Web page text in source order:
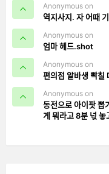
Anonymous on
역지사지. 자 어때
Anonymous on
엄마 헤드.shot
Anonymous on
편의점 알바생 빡칠
Anonymous on
동전으로
게 뭐라고 8분 넋